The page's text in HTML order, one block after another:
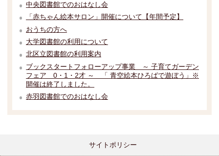
中央図書館でのおはなし会
「赤ちゃん絵本サロン」開催について【年間予定】
おうちの方へ
大学図書館の利用について
北区立図書館の利用案内
ブックスタートフォローアップ事業 ～ 子育てガーデン
フェア 0・1・2才 ～ 「 青空絵本ひろばで遊ぼう」※
開催は終了しました。
赤羽図書館でのおはなし会
サイトポリシー